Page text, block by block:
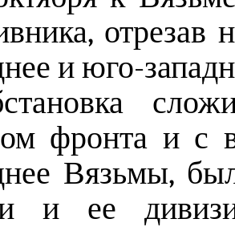
отрезав
и юго-
фронта и с
Вязьмы,
и ее